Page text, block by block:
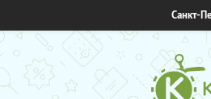
Санкт-